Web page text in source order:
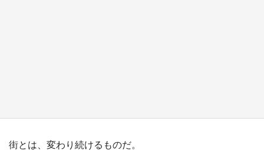
街とは、変わり続けるものだ。